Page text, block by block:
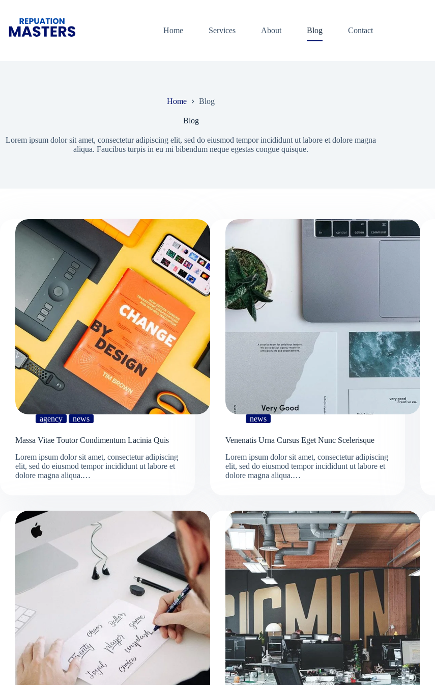
content
Home
Services About Blog Contact
Home Blog
Blog
Lorem ipsum dolor sit amet, consectetur adipiscing elit, sed do eiusmod tempor incididunt ut labore et dolore magna
aliqua. Faucibus turpis in eu mi bibendum neque egestas congue quisque.
agency news
Massa Vitae Toutor Condimentum Lacinia Quis
Lorem ipsum dolor sit amet, consectetur adipiscing
elit, sed do eiusmod tempor incididunt ut labore et
dolore magna aliqua.…
news
Venenatis Urna Cursus Eget Nunc Scelerisque
Lorem ipsum dolor sit amet, consectetur adipiscing
elit, sed do eiusmod tempor incididunt ut labore et
dolore magna aliqua.…